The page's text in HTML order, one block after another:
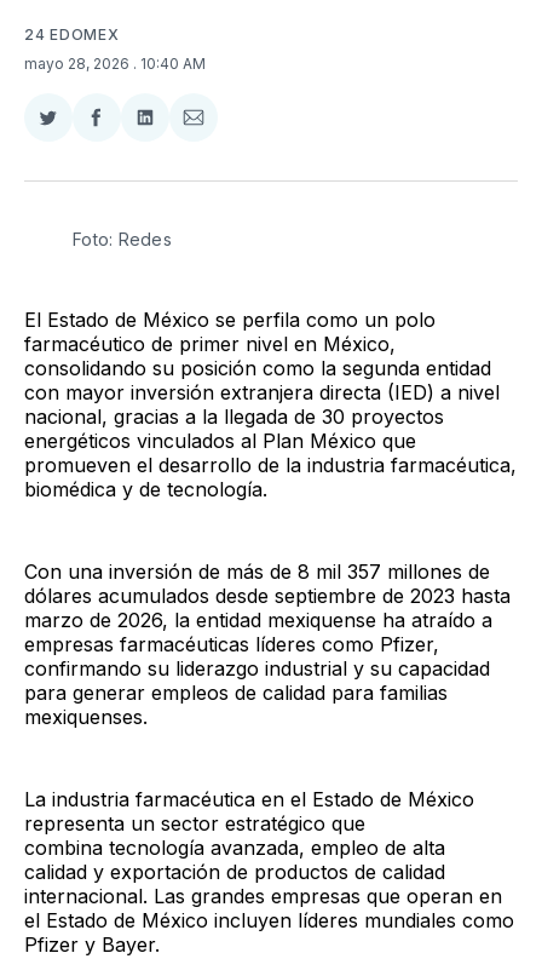
24 EDOMEX
mayo 28, 2026 . 10:40 AM
Compartir
Twitter
Compartir
Facebook
Compartir
LinkedIn
Compartir
Email
Foto: Redes
El Estado de México se perfila como un polo
farmacéutico de primer nivel en México,
consolidando su posición como la segunda entidad
con mayor inversión extranjera directa (IED) a nivel
nacional, gracias a la llegada de 30 proyectos
energéticos vinculados al Plan México que
promueven el desarrollo de la industria farmacéutica,
biomédica y de tecnología.
Con una inversión de más de 8 mil 357 millones de
dólares acumulados desde septiembre de 2023 hasta
marzo de 2026, la entidad mexiquense ha atraído a
empresas farmacéuticas líderes como Pfizer,
confirmando su liderazgo industrial y su capacidad
para generar empleos de calidad para familias
mexiquenses.
La industria farmacéutica en el Estado de México
representa un sector estratégico que
combina tecnología avanzada, empleo de alta
calidad y exportación de productos de calidad
internacional. Las grandes empresas que operan en
el Estado de México incluyen líderes mundiales como
Pfizer y Bayer.